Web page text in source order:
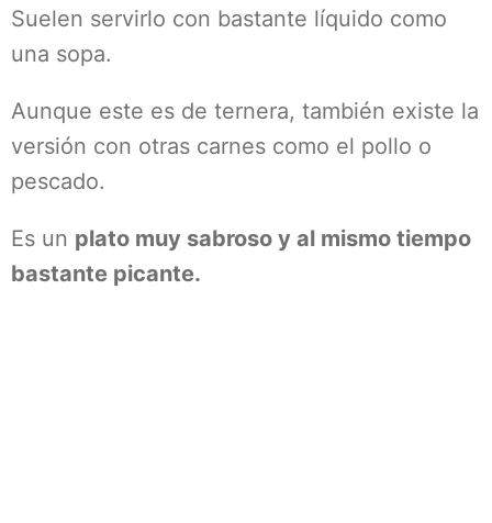
Suelen servirlo con bastante líquido como
una sopa.
Aunque este es de ternera, también existe la
versión con otras carnes como el pollo o
pescado.
Es un plato muy sabroso y al mismo tiempo
bastante picante.